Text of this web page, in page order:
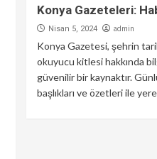
Konya Gazeteleri:
Nisan 5, 2024 admin
Konya Gazetesi, şehrin
okuyucu kitlesi hakkında
güvenilir bir kaynaktır.
başlıkları ve özetleri ile